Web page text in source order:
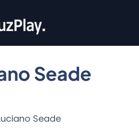
Seade
Seade